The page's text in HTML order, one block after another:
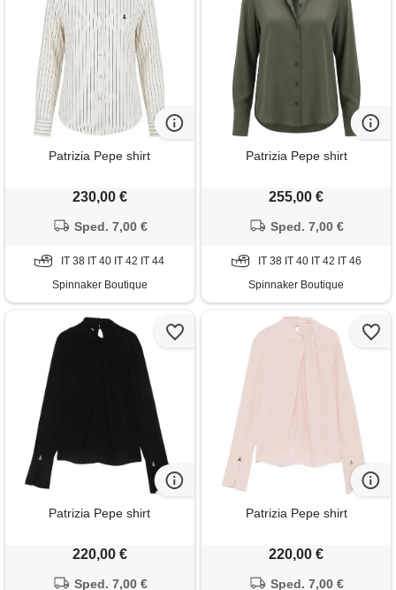
Patrizia Pepe shirt
230,00 €
Sped. 7,00 €
IT 38 IT 40 IT 42 IT 44
Spinnaker Boutique
Patrizia Pepe shirt
255,00 €
Sped. 7,00 €
IT 38 IT 40 IT 42 IT 46
Spinnaker Boutique
Patrizia Pepe shirt
220,00 €
Sped. 7,00 €
Patrizia Pepe shirt
220,00 €
Sped. 7,00 €